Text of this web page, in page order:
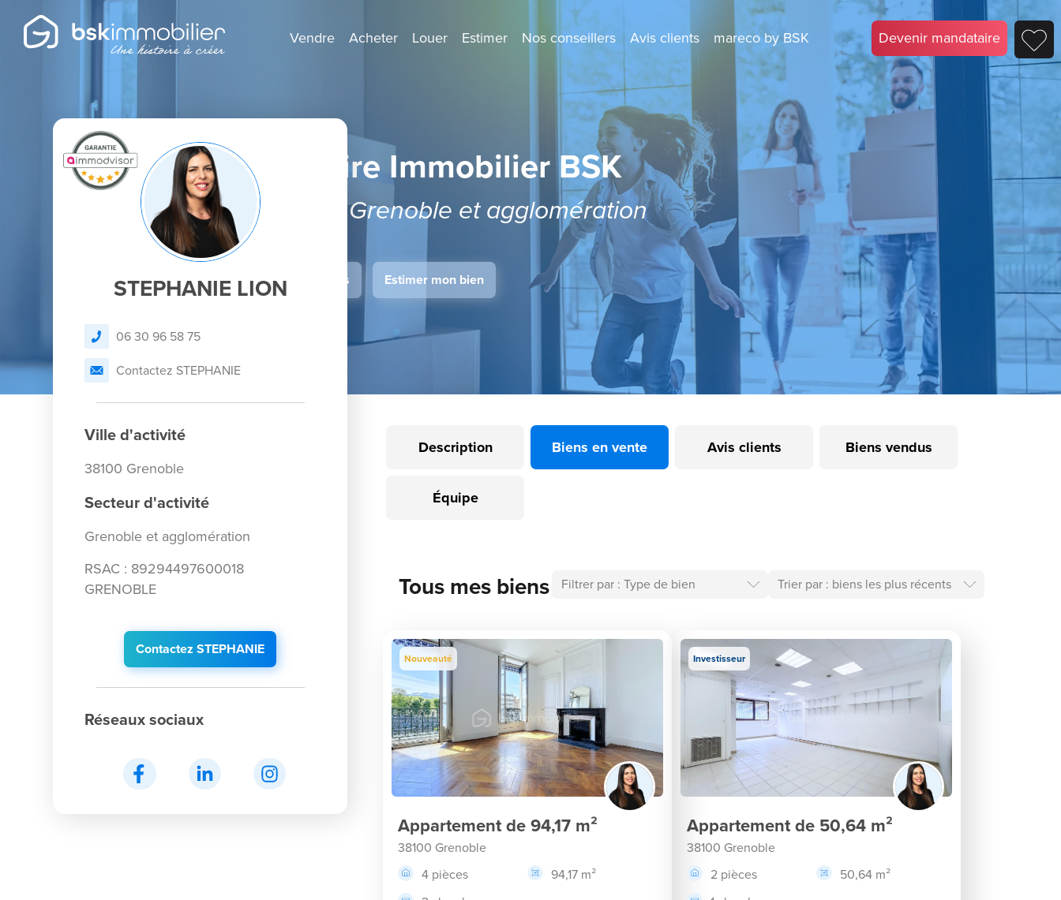
Vendre Acheter Louer Estimer Nos conseillers Avis clients mareco by BSK Devenir mandataire
Agent Mandataire Immobilier BSK
Spécialiste de la région Grenoble et agglomération
Je dépose un avis Estimer mon bien
STEPHANIE LION
06 30 96 58 75
Contactez STEPHANIE
Ville d'activité
38100 Grenoble
Secteur d'activité
Grenoble et agglomération
RSAC : 89294497600018
GRENOBLE
Contactez STEPHANIE
Réseaux sociaux
Description Biens en vente Avis clients Biens vendus
Équipe
Tous mes biens
Nouveauté
Appartement de 94,17 m²
38100 Grenoble
4 pièces
94,17 m²
Investisseur
Appartement de 50,64 m²
38100 Grenoble
2 pièces
50,64 m²